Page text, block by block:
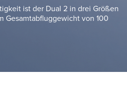
ist der Dual 2 in drei Größen
Gesamtabfluggewicht von 100